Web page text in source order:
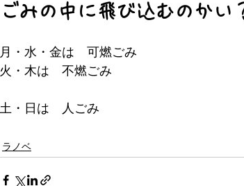
ごみの中に飛び込むのかい
月・水・金は　可燃ごみ
火・木は　不燃ごみ
土・日は　人ごみ
ラノベ